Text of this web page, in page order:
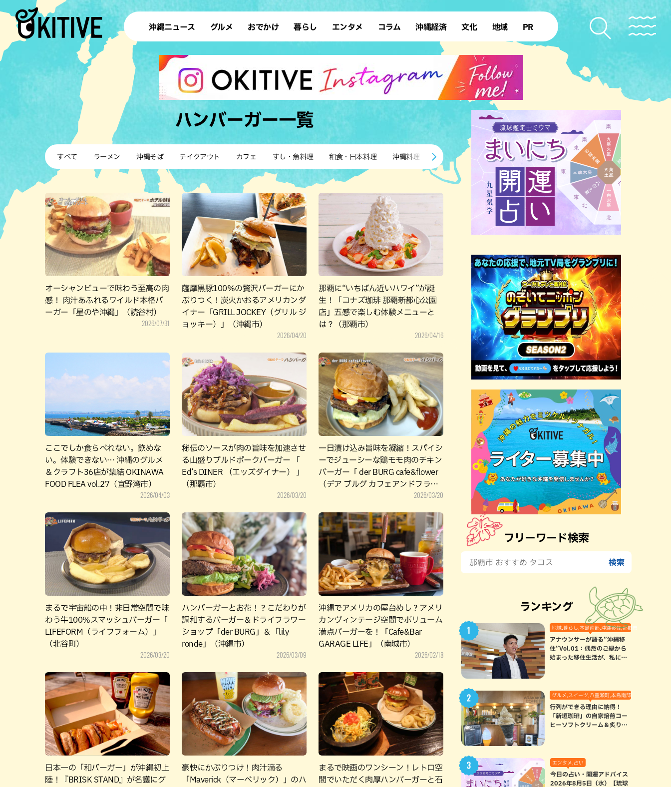
沖縄ニュース グルメ
ラーメン 沖縄そば
テイクアウト カフェ
すし・魚料理 和食・日本料理
沖縄料理 アジア・エスニック
ステーキ・焼肉 焼鳥・串料理
その他の肉料理 居酒屋・バー
ブッフェ・バイキング スイーツ
カレー
ハンバーガー タコス・タコライス
おでかけ
デート ドライブ
散歩 ソロ活
歴史
サウナ 公園
暮らし
レシピ SDGs
ファッション ローカルニュース
沖縄移住 沖縄旧暦行事
エンタメ
スポーツ 占い
タレント・芸人 テレビ
コラム 沖縄経済 文化
復帰50年
地域
本島北部
本島南部 先島諸島
北部離島
PR
ハンバーガー一覧
すべて ラーメン 沖縄そば テイクアウト カフェ すし・魚料理 和食・日本料理 沖縄料理 アジア・エスニック 中華 イタリアン 洋食・西洋料理
オーシャンビューで味わう至高の肉
感！ 肉汁あふれるワイルド本格バ
ーガー「星のや沖縄」（読谷村）
2026/07/31
薩摩黒豚100％の贅沢バーガーにか
ぶりつく！炭火かおるアメリカンダ
イナー「GRILL JOCKEY（グリル ジ
ョッキー）」（沖縄市）
2026/04/20
那覇に“いちばん近いハワイ”が誕
生！「コナズ珈琲 那覇新都心公園
店」五感で楽しむ体験メニューと
は？（那覇市）
2026/04/16
ここでしか食らべれない。飲めな
い。体験できない… 沖縄のグルメ
＆クラフト36店が集結 OKINAWA
FOOD FLEA vol.27（宜野湾市）
2026/04/03
秘伝のソースが肉の旨味を加速させ
る山盛りプルドポークバーガー 「
Ed’s DINER （エッズダイナー） 」
（那覇市）
2026/03/20
一日漬け込み旨味を凝縮！スパイシ
ーでジューシーな鶏モモ肉のチキン
バーガー「 der BURG cafe&flower
（デア ブルグ カフェアンドフラワ
2026/03/20
まるで宇宙船の中！非日常空間で味
わう牛100％スマッシュバーガー「
LIFEFORM（ライフフォーム）」
（北谷町）
2026/03/20
ハンバーガーとお花！？こだわりが
調和するバーガー＆ドライフラワー
ショップ「der BURG」＆「lily
ronde」（沖縄市）
2026/03/09
沖縄でアメリカの屋台めし？アメリ
カンヴィンテージ空間でボリューム
満点バーガーを！「Cafe&Bar
GARAGE LIFE」（南城市）
2026/02/18
日本一の「和バーガー」が沖縄初上
陸！『BRISK STAND』が名護にグ
豪快にかぶりつけ！肉汁滴る
「Maverick（マーベリック）」のハ
まるで映画のワンシーン！レトロ空
間でいただく肉厚ハンバーガーと石
フリーワード検索
ランキング
地域,暮らし,本島南部,沖縄移住,那覇市
アナウンサーが語る”沖縄移
住”Vol.01：偶然のご縁から
始まった移住生活が、私にと
グルメ,スイーツ,八重瀬町,本島南部
行列ができる理由に納得！
「新垣珈琲」の自家焙煎コー
ヒーソフトクリーム＆炙りマ
エンタメ,占い
今日の占い・開運アドバイス
2026年8月5日（水）【琉球